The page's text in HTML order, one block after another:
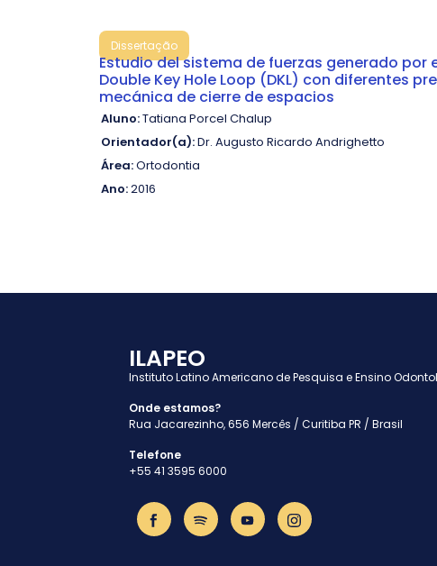
Dissertação
Estudio del sistema de fuerzas generado por
Double Key Hole Loop (DKL) con diferentes
mecánica de cierre de espacios
Aluno:Tatiana Porcel Chalup
Orientador(a):Dr. Augusto Ricardo Andrighetto
Área:Ortodontia
Ano:2016
ILAPEO
Instituto Latino Americano de Pesquisa e Ensino
Onde estamos?
Rua Jacarezinho, 656 Mercês / Curitiba PR / Brasil
Telefone
+55 41 3595 6000